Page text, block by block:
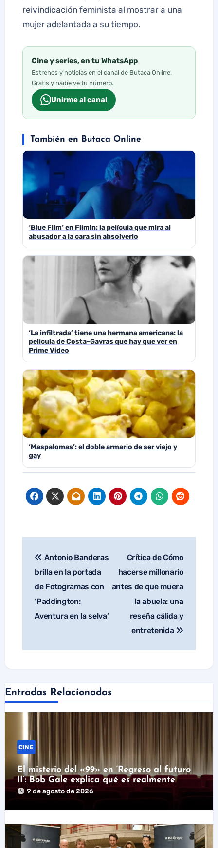
reivindicación feminista al mostrar a una
mujer adelantada a su tiempo.
Cine y series, en tu WhatsApp
Estrenos y noticias en el canal de Butaca Online.
Gratis y nadie ve tu número.
Unirme al canal
También en Butaca Online
‘Blue Film’ en Filmin: la película que mira al
abusador a la cara sin absolverlo
‘La infiltrada’ tiene una hermana americana: la
película de Costa-Gavras que hay que ver en
Prime Video
‘Maspalomas’: el doble armario de ser viejo y
gay
Navegación
de
Antonio Banderas
brilla en la portada
de Fotogramas con
‘Paddington:
Aventura en la selva’
Crítica de Cómo
hacerse millonario
antes de que muera
la abuela: una
reseña cálida y
entretenida
Entradas Relacionadas
CINE
El misterio del «99» en ‘Regreso al futuro
II’: Bob Gale explica qué es realmente
9 de agosto de 2026